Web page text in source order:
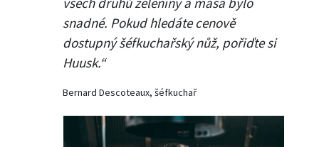
snadné. Pokud hledáte cenově
dostupný šéfkuchařský nůž, pořiďte si
Huusk.“
Bernard Descoteaux, šéfkuchař